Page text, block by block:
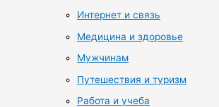
Интернет и связь
Медицина и здоровье
Мужчинам
Путешествия и туризм
Работа и учеба